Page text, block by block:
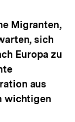
Migranten,
sich
Europa zu
aus
wichtigen